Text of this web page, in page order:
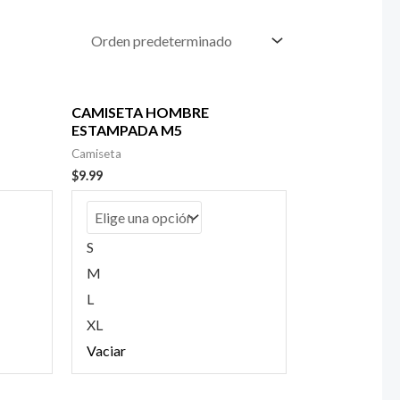
CAMISETA HOMBRE
ESTAMPADA M5
Camiseta
$9.99
S
M
L
XL
Vaciar